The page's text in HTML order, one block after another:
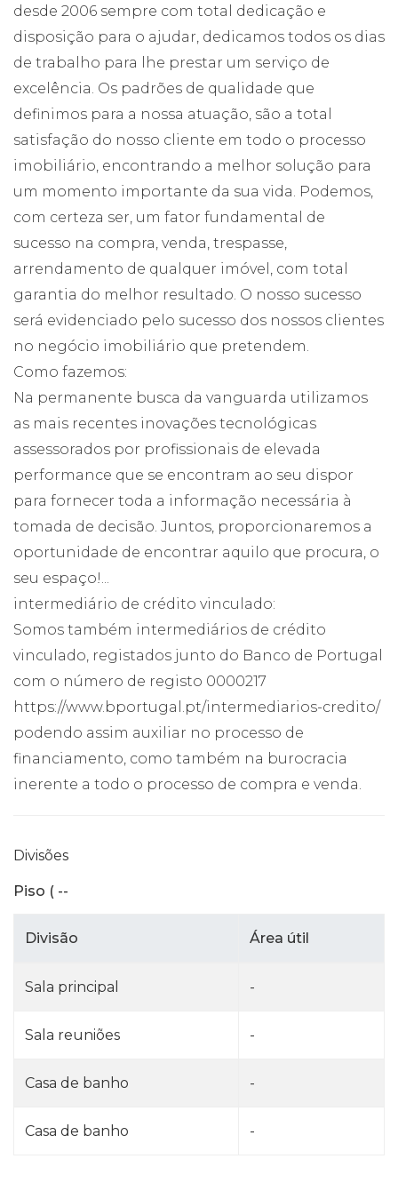
desde 2006 sempre com total dedicação e
disposição para o ajudar, dedicamos todos os dias
de trabalho para lhe prestar um serviço de
excelência. Os padrões de qualidade que
definimos para a nossa atuação, são a total
satisfação do nosso cliente em todo o processo
imobiliário, encontrando a melhor solução para
um momento importante da sua vida. Podemos,
com certeza ser, um fator fundamental de
sucesso na compra, venda, trespasse,
arrendamento de qualquer imóvel, com total
garantia do melhor resultado. O nosso sucesso
será evidenciado pelo sucesso dos nossos clientes
no negócio imobiliário que pretendem.
Como fazemos:
Na permanente busca da vanguarda utilizamos
as mais recentes inovações tecnológicas
assessorados por profissionais de elevada
performance que se encontram ao seu dispor
para fornecer toda a informação necessária à
tomada de decisão. Juntos, proporcionaremos a
oportunidade de encontrar aquilo que procura, o
seu espaço!...
intermediário de crédito vinculado:
Somos também intermediários de crédito
vinculado, registados junto do Banco de Portugal
com o número de registo 0000217
https://www.bportugal.pt/intermediarios-credito/
podendo assim auxiliar no processo de
financiamento, como também na burocracia
inerente a todo o processo de compra e venda.
Divisões
Piso ( --
Divisão Área útil
Sala principal -
Sala reuniões -
Casa de banho -
Casa de banho -